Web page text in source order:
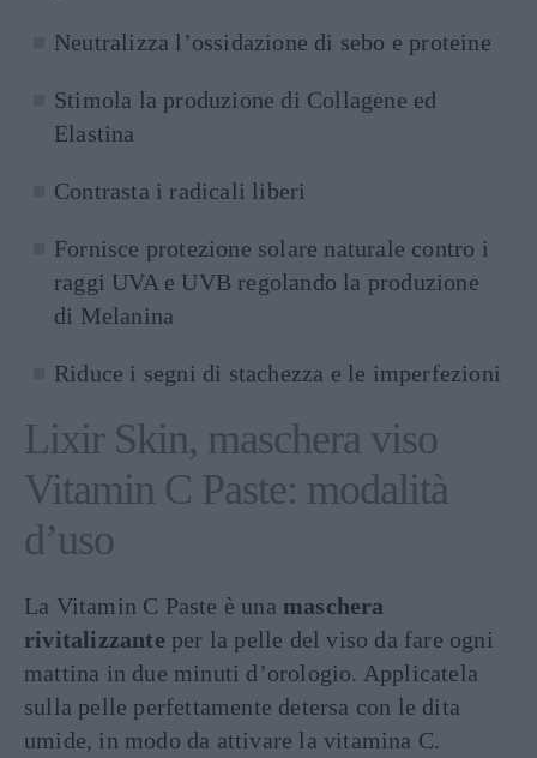
Neutralizza l’ossidazione di sebo e proteine
Stimola la produzione di Collagene ed
Elastina
Contrasta i radicali liberi
Fornisce protezione solare naturale contro i
raggi UVA e UVB regolando la produzione
di Melanina
Riduce i segni di stachezza e le imperfezioni
Lixir Skin, maschera viso
Vitamin C Paste: modalità
d’uso
La Vitamin C Paste è una maschera
rivitalizzante per la pelle del viso da fare ogni
mattina in due minuti d’orologio. Applicatela
sulla pelle perfettamente detersa con le dita
umide, in modo da attivare la vitamina C.